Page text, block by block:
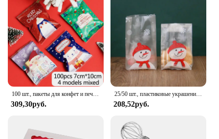
309,30руб.
25/50 шт., пластиковые украшения для ёлки
208,52руб.